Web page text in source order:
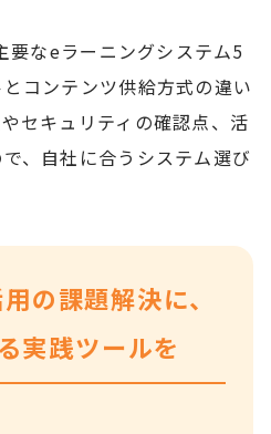
要なeラーニングシステム5
コンテンツ供給方式の違い
セキュリティの確認点、活
、自社に合うシステム選び
の課題解決に、
実践ツールを